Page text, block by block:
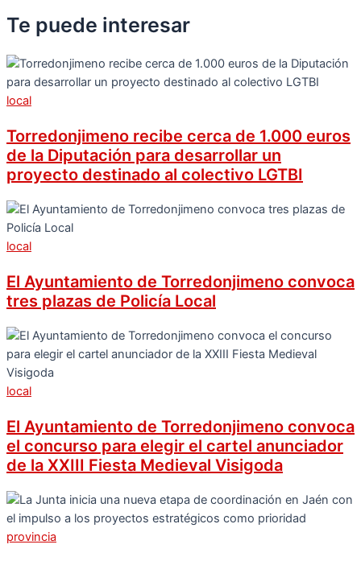
Te puede interesar
local
Torredonjimeno recibe cerca de 1.000 euros
de la Diputación para desarrollar un
proyecto destinado al colectivo LGTBI
local
El Ayuntamiento de Torredonjimeno convoca
tres plazas de Policía Local
local
El Ayuntamiento de Torredonjimeno convoca
el concurso para elegir el cartel anunciador
de la XXIII Fiesta Medieval Visigoda
provincia